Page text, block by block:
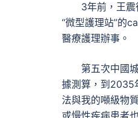
3年前，王
“微型護理站”的
醫療護理辦事。
第五次中國
據測算，到2035
法與我的噸級物
或慢性疾病患者